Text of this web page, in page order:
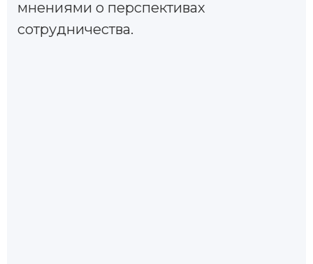
мнениями о перспективах
сотрудничества.